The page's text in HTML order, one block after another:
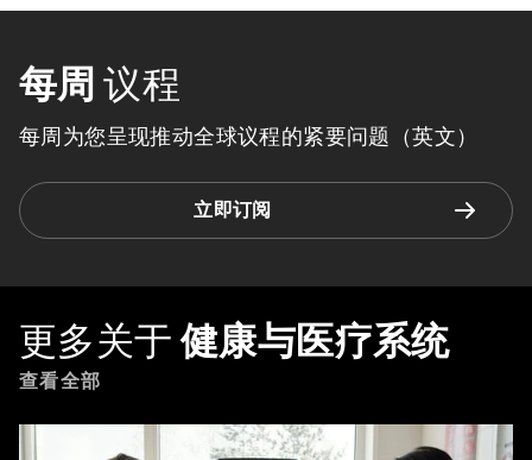
每周 议程
每周为您呈现推动全球议程的紧要问题（英文）
立即订阅
更多关于 健康与医疗系统
查看全部